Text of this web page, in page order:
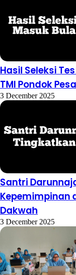
Hasil Seleksi
TMI Pondok
3 December 2025
Santri
Kepemimpinan
Dakwah
3 December 2025